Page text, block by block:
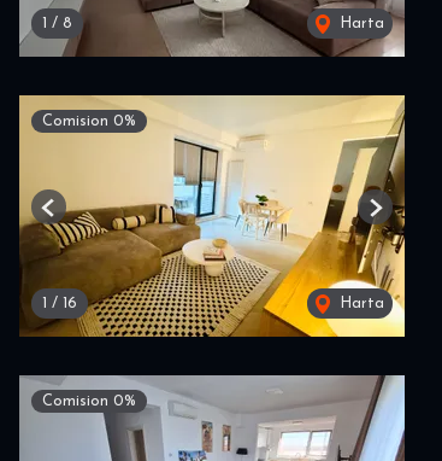
1 / 8 Harta
Comision 0%
1 / 16 Harta
Previous Next
Comision 0%